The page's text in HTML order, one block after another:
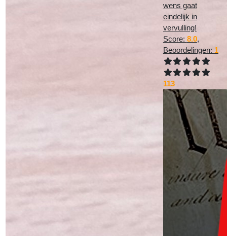
wens gaat
eindelijk in
vervulling!
Score: 8.0,
Beoordelingen: 1
113